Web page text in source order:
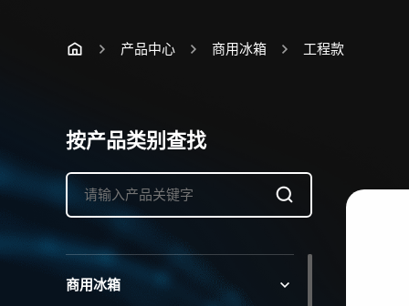
产品中心 商用冰箱 工程款
按产品类别查找
商用冰箱